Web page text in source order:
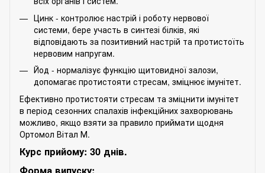
Цинк - контролює настрій і роботу нервової
системи, бере участь в синтезі білків, які
відповідають за позитивний настрій та протистоїть
нервовим напругам.
Йод - нормалізує функцію щитовидної залози,
допомагає протистояти стресам, зміцнює імунітет.
Ефективно протистояти стресам та зміцнити імунітет
в період сезонних спалахів інфекційних захворювань
можливо, якщо взяти за правило приймати щодня
Ортомол Вітал М.
Курс прийому: 30 днів.